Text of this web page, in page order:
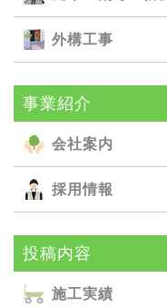
外構⼯事
事業紹介
会社案内
採用情報
投稿内容
施⼯実績